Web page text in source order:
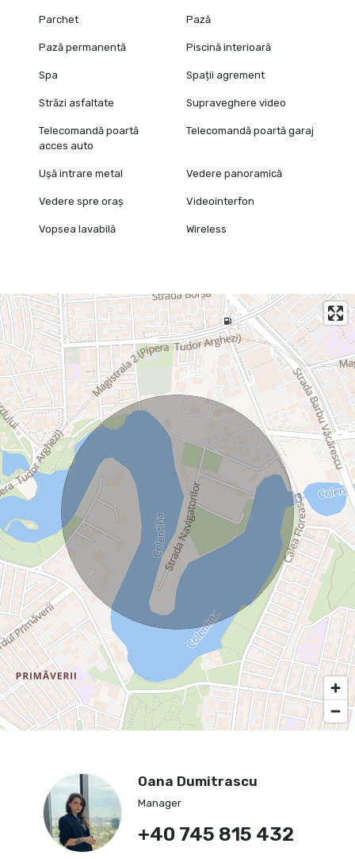
Parchet Pază
Pază permanentă Piscină interioară
Spa Spații agrement
Străzi asfaltate Supraveghere video
Telecomandă poartă
acces auto
Telecomandă poartă garaj
Ușă intrare metal Vedere panoramică
Vedere spre oraș Videointerfon
Vopsea lavabilă Wireless
Oana Dumitrascu
Manager
+40 745 815 432